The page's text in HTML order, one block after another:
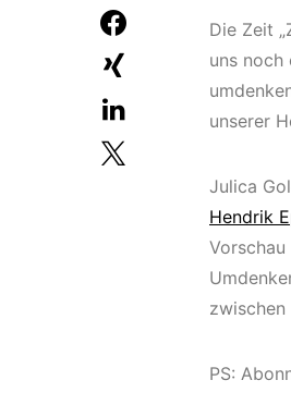
Die Zeit
uns
unserer
Julica
Hendrik
zwischen
PS: